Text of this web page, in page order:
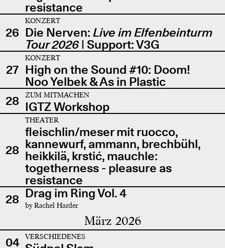
resistance
26
KONZERT
Die Nerven: Live im Elfenbeinturm
Tour 2026| Support: V3G
27
KONZERT
High on the Sound #10: Doom!
Noo Yelbek & As in Plastic
28
ZUM MITMACHEN
IGTZ Workshop
28
THEATER
fleischlin/meser mit ruocco,
kannewurf, ammann, brechbühl,
heikkilä, krstić, mauchle:
togetherness - pleasure as
resistance
28 Drag im Ring Vol. 4
by Rachel Harder
März 2026
04 VERSCHIEDENES